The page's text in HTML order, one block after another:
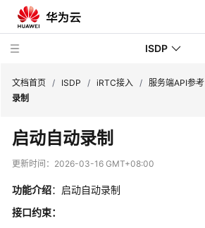
ISDP
新
动
用
户
文档首页 / ISDP / iRTC接入 / 服务端API参考
录制
启动自动录制
更新时间： 2026-03-16 GMT+08:00
功能介绍：启动自动录制
接口约束：